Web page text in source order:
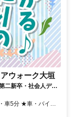
ウォーク大垣
二新卒・社会人デビ